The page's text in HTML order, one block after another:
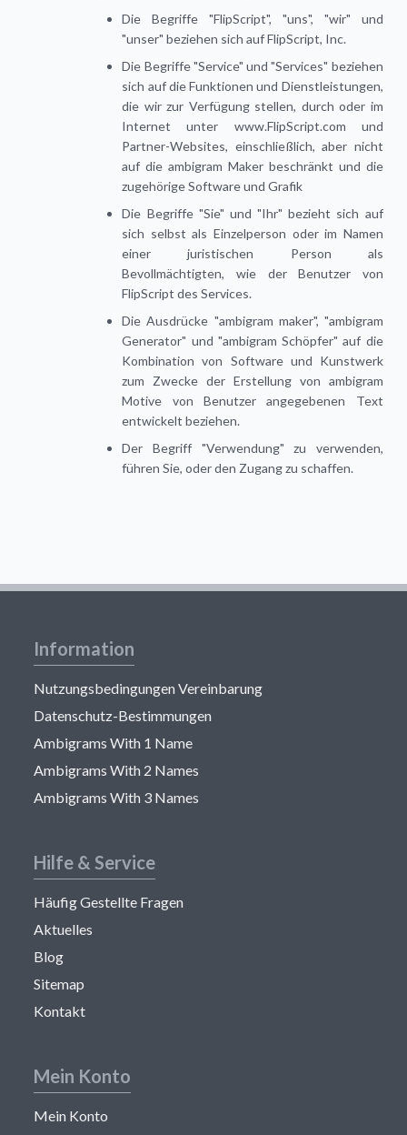
Die Begriffe "FlipScript", "uns", "wir" und
"unser" beziehen sich auf FlipScript, Inc.
Die Begriffe "Service" und "Services" beziehen
sich auf die Funktionen und Dienstleistungen,
die wir zur Verfügung stellen, durch oder im
Internet unter www.FlipScript.com und
Partner-Websites, einschließlich, aber nicht
auf die ambigram Maker beschränkt und die
zugehörige Software und Grafik
Die Begriffe "Sie" und "Ihr" bezieht sich auf
sich selbst als Einzelperson oder im Namen
einer juristischen Person als
Bevollmächtigten, wie der Benutzer von
FlipScript des Services.
Die Ausdrücke "ambigram maker", "ambigram
Generator" und "ambigram Schöpfer" auf die
Kombination von Software und Kunstwerk
zum Zwecke der Erstellung von ambigram
Motive von Benutzer angegebenen Text
entwickelt beziehen.
Der Begriff "Verwendung" zu verwenden,
führen Sie, oder den Zugang zu schaffen.
Information
Nutzungsbedingungen Vereinbarung
Datenschutz-Bestimmungen
Ambigrams With 1 Name
Ambigrams With 2 Names
Ambigrams With 3 Names
Hilfe & Service
Häufig Gestellte Fragen
Aktuelles
Blog
Sitemap
Kontakt
Mein Konto
Mein Konto